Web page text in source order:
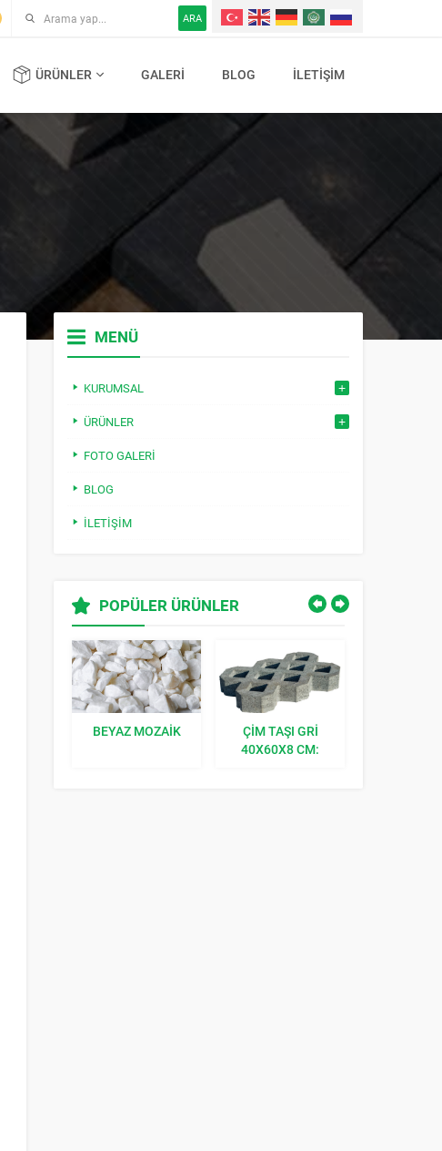
ARA
ÜRÜNLER GALERI BLOG İLETIŞIM
MENÜ
KURUMSAL
ÜRÜNLER
FOTO GALERI
BLOG
İLETIŞIM
POPÜLER ÜRÜNLER
BEYAZ MOZAIK
ÇIM TAŞI GRI
40X60X8 CM: